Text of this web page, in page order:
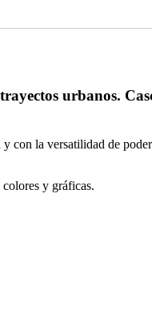
urbanos.
la versatilidad de
y gráficas.